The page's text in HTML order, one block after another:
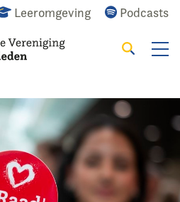
Leeromgeving Podcasts
Agenda Raadslid
Zoeken